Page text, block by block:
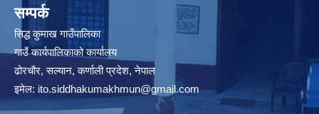
सम्पर्क
सिद्ध कुमाख गाउँपालिका
गाउँ कार्यपालिकाको कार्यालय
ढोरचौर, सल्यान, कर्णाली प्रदेश, नेपाल
इमेल: ito.siddhakumakhmun@gmail.com